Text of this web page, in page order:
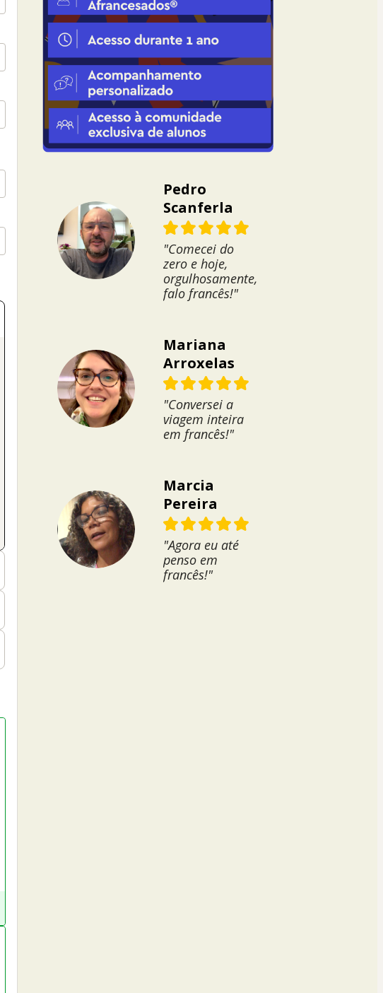
Pedro
Scanferla
"Comecei do
zero e hoje,
orgulhosamente,
falo francês!"
Mariana
Arroxelas
"Conversei a
viagem inteira
em francês!"
Marcia
Pereira
"Agora eu até
penso em
francês!"